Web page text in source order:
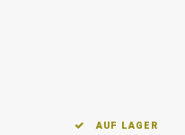
AUF LAGER